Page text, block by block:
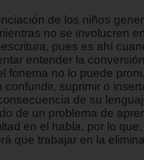
de los niños
no se involucren
pues es ahí
entender la
fonema no lo puede
suprimir o
de su
de un problema de
en el habla, por lo
que trabajar en la